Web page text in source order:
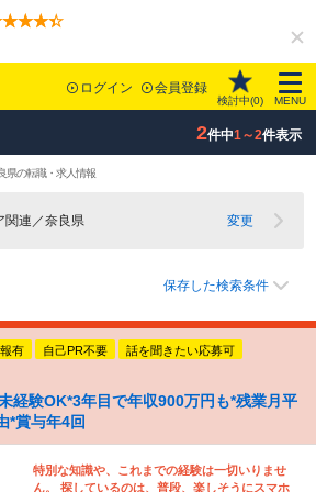
ログイン 会員登録
検討中(0) MENU
2件中1～2件表示
県の転職・求人情報
関連／奈良県 変更
保存した検索条件
有 自己PR不要 話を聞きたい応募可
経験OK*3年目で年収900万円も*残業月平
*賞与年4回
特別な知識や、これまでの経験は一切いりませ
ん。 探しているのは、普段、楽しそうにスマホ